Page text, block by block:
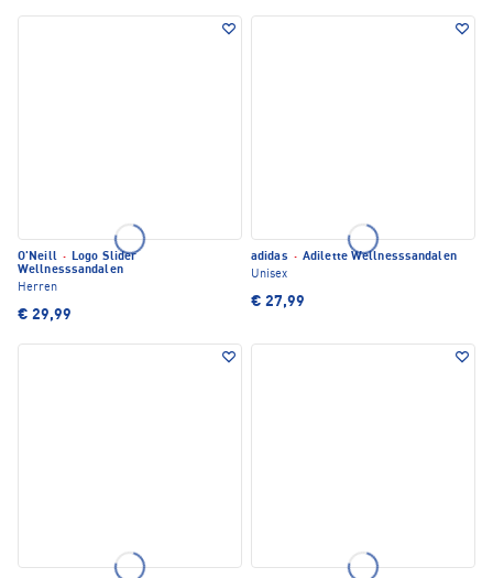
O'Neill · Logo Slider
Wellnesssandalen
Herren
€ 29,99
adidas · Adilette Wellnesssandalen
Unisex
€ 27,99